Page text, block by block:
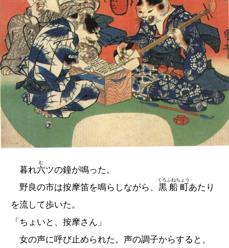
暮れ六
む
ツの鐘が鳴った。
野良の市は按摩笛を鳴らしながら、 黒船町
くろふねちょう
あたり
を流して歩いた。
「ちょいと、按摩さん」
女の声に呼び止められた。声の調子からすると、